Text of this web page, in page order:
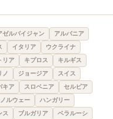
ゼルバイジャン
アルバニア
イタリア
ウクライナ
リア キプロス
キルギス
ノ ジョージア
スイス
キア スロベニア
セルビア
ノルウェー
ハンガリー
ス ブルガリア
ベラルーシ